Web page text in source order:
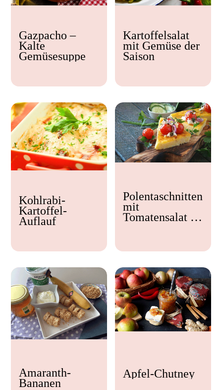
< 15 min
15 - 30 min
30 - 60 min
Gazpacho –
Kalte
Gemüsesuppe
Kartoffelsalat
mit Gemüse der
Saison
Kohlrabi-
Kartoffel-
Auflauf
Polentaschnitten
mit
Tomatensalat &
Amaranth-
Bananen
Apfel-Chutney